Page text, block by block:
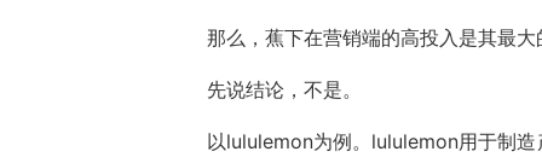
那么，蕉下在营销端的高投入是其最大
先说结论，不是。
以lululemon为例。lululemon用于制